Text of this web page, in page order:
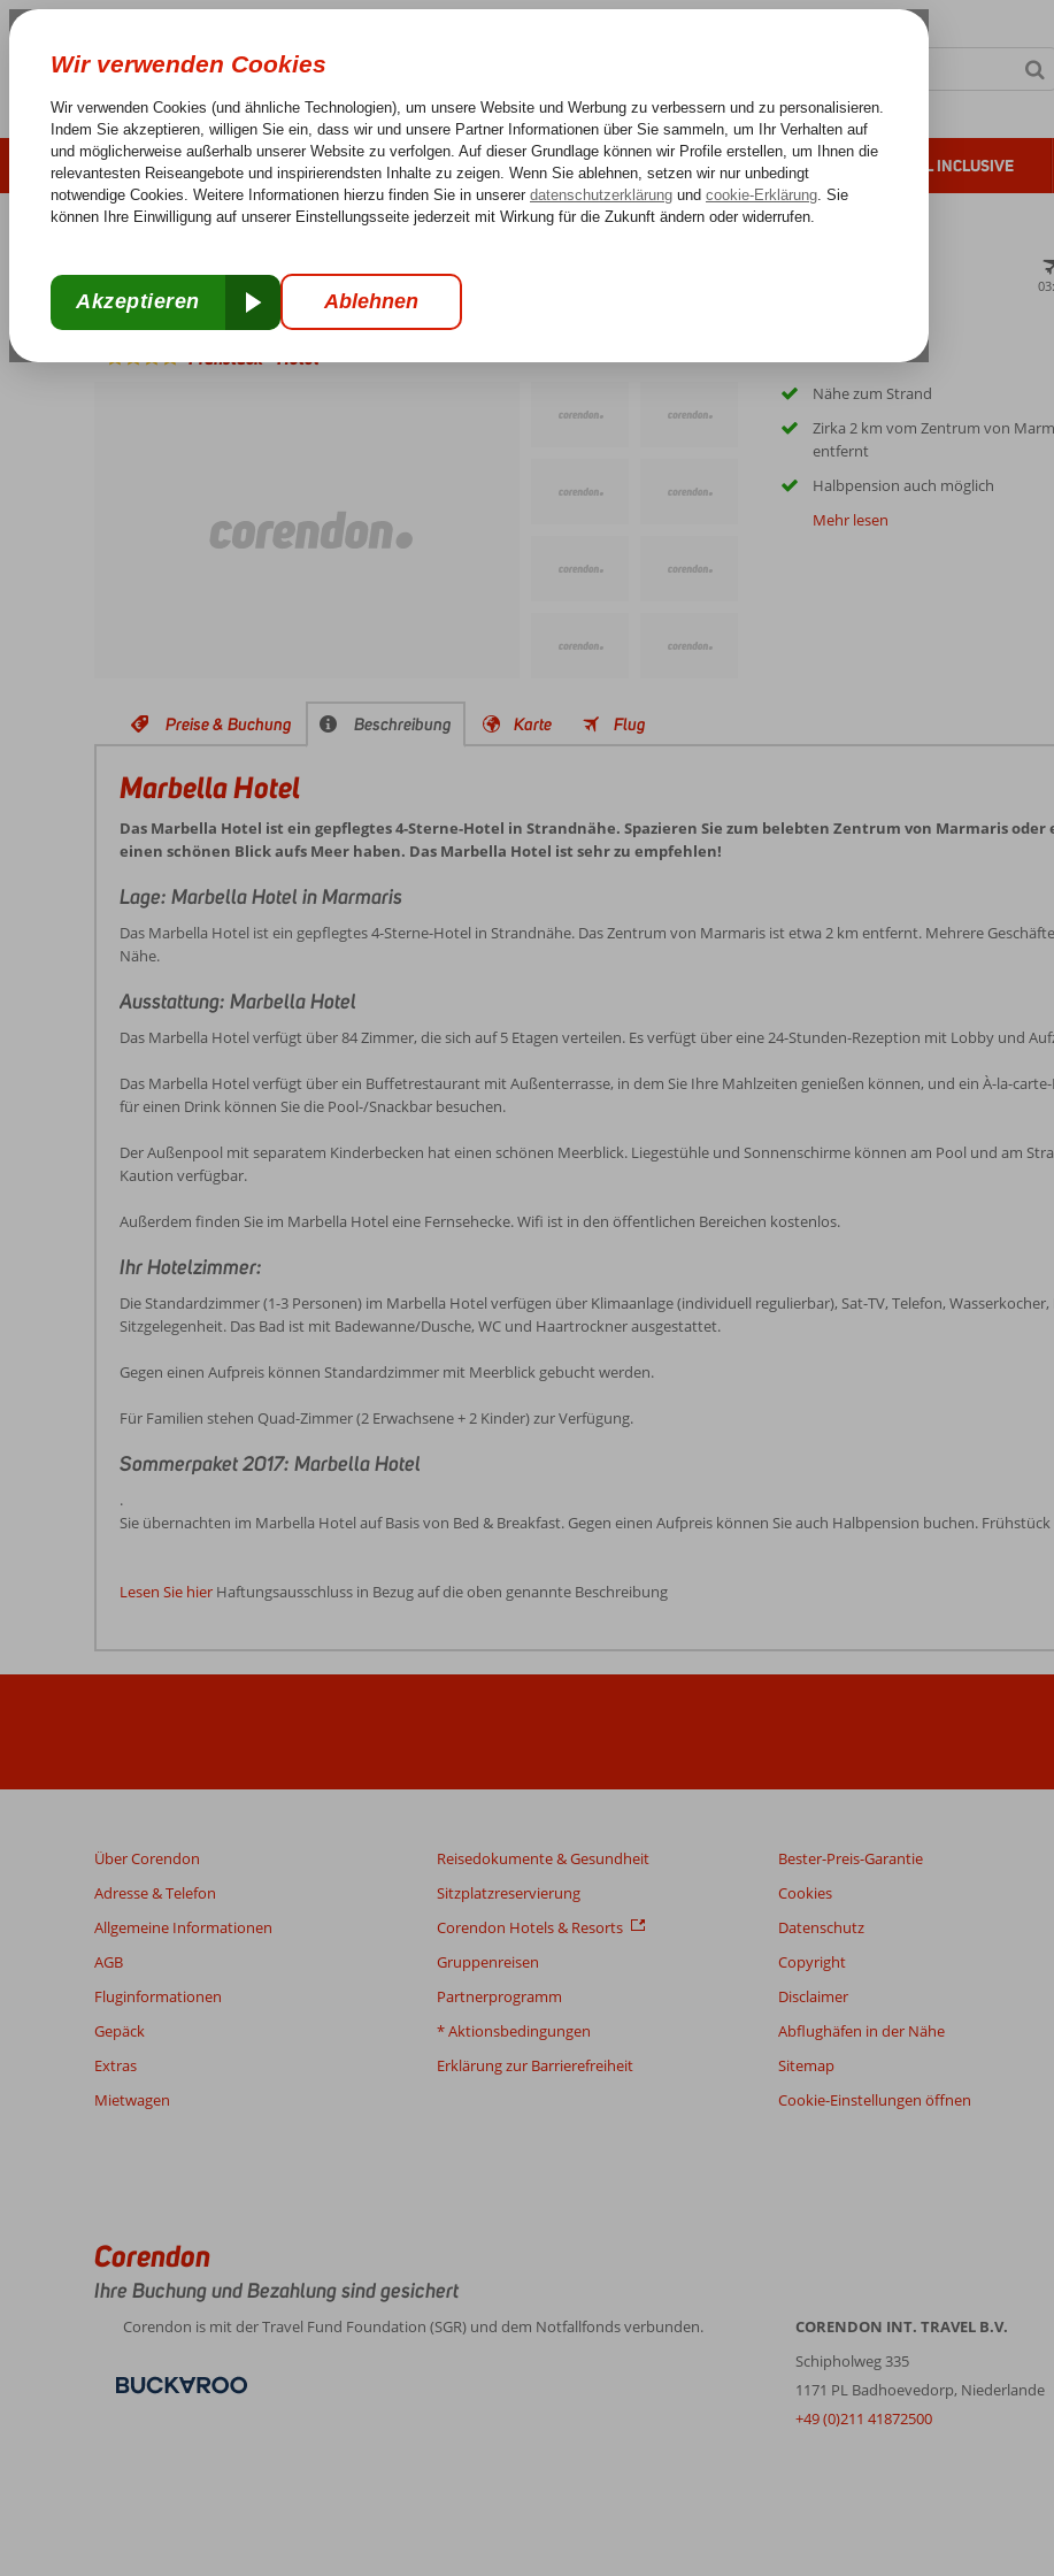
LAST MINUTE SOMMER 2026 SONNENZIELE FERNREISEN ALL INCLUSIVE
Keine versteckten Kosten Sorglos Reisen 25 Jahre Erfahrung
Home
Türkei Ägäische Küste Marmaris Marmaris-Zentrum
Marbella Hotel
Frühstück-Hotel
Nähe zum Strand
Zirka 2 km vom Zentrum von
entfernt
Halbpension auch möglich
Mehr lesen
Preise & Buchung Beschreibung Karte Flug
Marbella Hotel
Das Marbella Hotel ist ein gepflegtes 4-Sterne-Hotel in Strandnähe. Spazieren Sie zum belebten Zentrum von Marmaris oder
einen schönen Blick aufs Meer haben. Das Marbella Hotel ist sehr zu empfehlen!
Lage: Marbella Hotel in Marmaris
Das Marbella Hotel ist ein gepflegtes 4-Sterne-Hotel in Strandnähe. Das Zentrum von Marmaris ist etwa 2 km entfernt. Mehrere
Nähe.
Ausstattung: Marbella Hotel
Das Marbella Hotel verfügt über 84 Zimmer, die sich auf 5 Etagen verteilen. Es verfügt über eine 24-Stunden-Rezeption mit Lobby und
Das Marbella Hotel verfügt über ein Buffetrestaurant mit Außenterrasse, in dem Sie Ihre Mahlzeiten genießen können, und ein À-la-
für einen Drink können Sie die Pool-/Snackbar besuchen.
Der Außenpool mit separatem Kinderbecken hat einen schönen Meerblick. Liegestühle und Sonnenschirme können am Pool und am
Kaution verfügbar.
Außerdem finden Sie im Marbella Hotel eine Fernsehecke. Wifi ist in den öffentlichen Bereichen kostenlos.
Ihr Hotelzimmer:
Die Standardzimmer (1-3 Personen) im Marbella Hotel verfügen über Klimaanlage (individuell regulierbar), Sat-TV, Telefon,
Sitzgelegenheit. Das Bad ist mit Badewanne/Dusche, WC und Haartrockner ausgestattet.
Gegen einen Aufpreis können Standardzimmer mit Meerblick gebucht werden.
Für Familien stehen Quad-Zimmer (2 Erwachsene + 2 Kinder) zur Verfügung.
Sommerpaket 2017: Marbella Hotel
.
Sie übernachten im Marbella Hotel auf Basis von Bed & Breakfast. Gegen einen Aufpreis können Sie auch Halbpension buchen.
Lesen Sie hier Haftungsausschluss in Bezug auf die oben genannte Beschreibung
Marbella
Hotel
die
sind,
die
Relevanz
sicherzustellen.
Mehr
Bewertungen
Über Corendon
Adresse & Telefon
Allgemeine Informationen
AGB
Fluginformationen
Gepäck
Extras
Mietwagen
Reisedokumente & Gesundheit
Sitzplatzreservierung
Corendon Hotels & Resorts
Gruppenreisen
Partnerprogramm
* Aktionsbedingungen
Erklärung zur Barrierefreiheit
Bester-Preis-Garantie
Cookies
Datenschutz
Copyright
Disclaimer
Abflughäfen in der Nähe
Sitemap
Cookie-Einstellungen öffnen
Corendon
Ihre Buchung und Bezahlung sind gesichert
Corendon is mit der Travel Fund Foundation (SGR) und dem Notfallfonds verbunden.
CORENDON INT. TRAVEL B.V.
Schipholweg 335
1171 PL Badhoevedorp, Niederlande
+49 (0)211 41872500